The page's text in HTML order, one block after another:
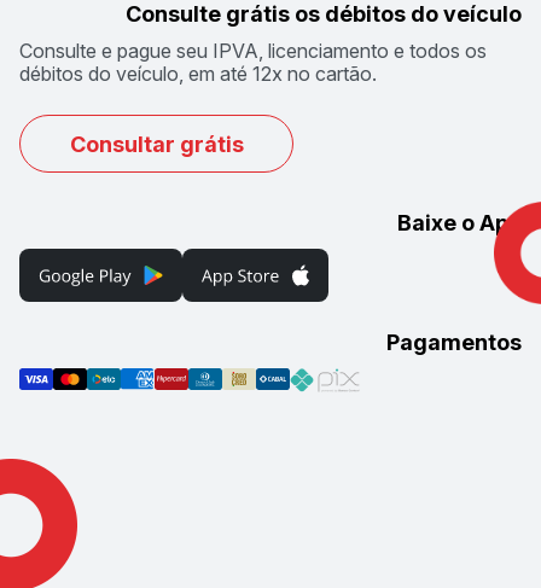
Consulte grátis os débitos do veículo
Consulte e pague seu IPVA, licenciamento e todos os
débitos do veículo, em até 12x no cartão.
Consultar grátis
Baixe o App
Pagamentos